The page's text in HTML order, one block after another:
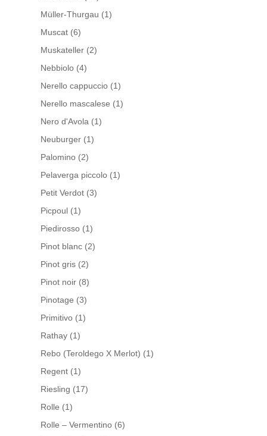
Müller-Thurgau (1)
Muscat(6)
Muskateller(2)
Nebbiolo(4)
Nerello cappuccio(1)
Nerello mascalese (1)
Nero d'Avola (1)
Neuburger(1)
Palomino(2)
Pelaverga piccolo(1)
Petit Verdot(3)
Picpoul(1)
Piedirosso(1)
Pinot blanc(2)
Pinot gris(2)
Pinot noir(8)
Pinotage (3)
Primitivo(1)
Rathay(1)
Rebo (Teroldego X Merlot) (1)
Regent(1)
Riesling (17)
Rolle (1)
Rolle – Vermentino(6)